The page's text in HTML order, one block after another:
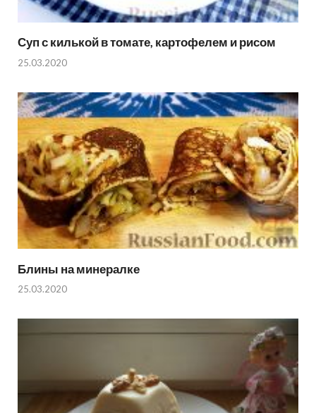
Суп с килькой в томате, картофелем и рисом
25.03.2020
Блины на минералке
25.03.2020